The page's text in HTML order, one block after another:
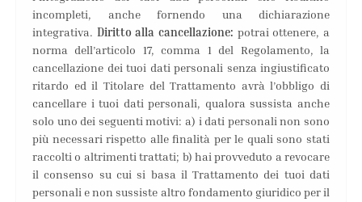
incompleti, anche fornendo una dichiarazione
integrativa. Diritto alla cancellazione: potrai ottenere, a
norma dell’articolo 17, comma 1 del Regolamento, la
cancellazione dei tuoi dati personali senza ingiustificato
ritardo ed il Titolare del Trattamento avrà l’obbligo di
cancellare i tuoi dati personali, qualora sussista anche
solo uno dei seguenti motivi: a) i dati personali non sono
più necessari rispetto alle finalità per le quali sono stati
raccolti o altrimenti trattati; b) hai provveduto a revocare
il consenso su cui si basa il Trattamento dei tuoi dati
personali e non sussiste altro fondamento giuridico per il